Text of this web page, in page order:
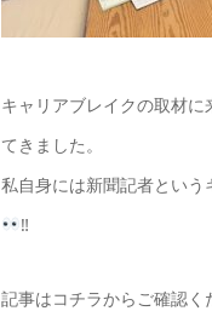
キャリアブレイクの取材
てきました。
私自身には新聞記者とい
‼
記事はコチラからご確認く